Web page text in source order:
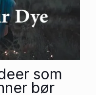
som
bør